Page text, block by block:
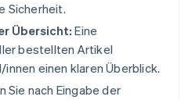
Sicherheit.
Übersicht: Eine
bestellten Artikel
einen klaren Überblick.
Sie nach Eingabe der